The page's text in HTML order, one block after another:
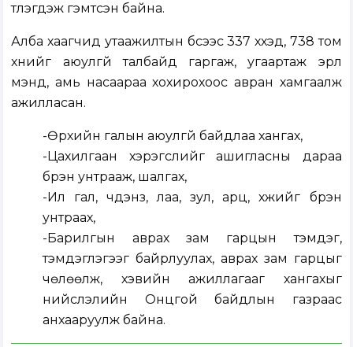
түлэгдэж гэмтсэн байна.
Алба хаагчид утаажилтын бүсээс 337 хүүхэд, 738 том
хүнийг аюулгүй талбайд гаргаж, угаартаж эрүүл
мэнд, амь насаараа хохирохоос авран хамгаалж
ажилласан.
-Өрхийн галын аюулгүй байдлаа хангах,
-Цахилгаан хэрэгслийг ашигласны дараа
бүрэн унтрааж, шалгах,
-Ил гал, чүдэнз, лаа, зул, арц, хүжийг бүрэн
унтраах,
-Барилгын аврах зам гарцын тэмдэг,
тэмдэглэгээг байрлуулах, аврах зам гарцыг
чөлөөлж, хэвийн ажиллагааг хангахыг
нийслэлийн Онцгой байдлын газраас
анхааруулж байна.